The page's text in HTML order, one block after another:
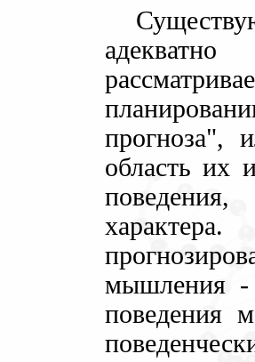
прогноза",
область их
мышления -
поведения